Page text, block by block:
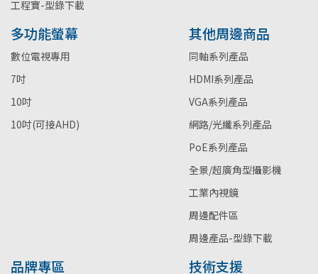
工程寶-型錄下載
多功能螢幕
數位電視專用
7吋
10吋
10吋(可接AHD)
其他周邊商品
同軸系列產品
HDMI系列產品
VGA系列產品
網路/光纖系列產品
PoE系列產品
全景/超廣角型攝影機
工業內視鏡
周邊配件區
周邊產品-型錄下載
品牌專區 技術支援